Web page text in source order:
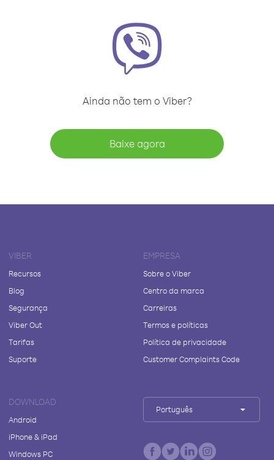
Ainda não tem o Viber?
Baixe agora
VIBER
Recursos
Blog
Segurança
Viber Out
Tarifas
Suporte
EMPRESA
Sobre o Viber
Centro da marca
Carreiras
Termos e políticas
Política de privacidade
Customer Complaints Code
DOWNLOAD
Android
iPhone & iPad
Windows PC
Português